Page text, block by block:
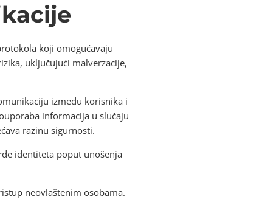
koji omogućavaju
uključujući malverzacije,
između korisnika i
informacija u slučaju
razinu sigurnosti.
identiteta poput unošenja
neovlaštenim osobama.